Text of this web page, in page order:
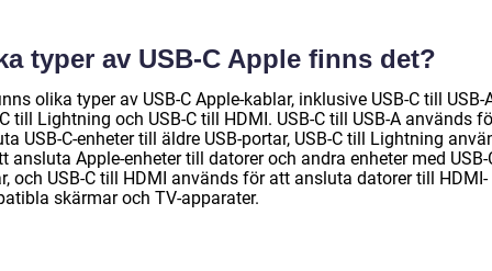
typer av USB-C Apple finns det?
olika typer av USB-C Apple-kablar, inklusive USB-C till USB-
till Lightning och USB-C till HDMI. USB-C till USB-A används
USB-C-enheter till äldre USB-portar, USB-C till Lightning
ansluta Apple-enheter till datorer och andra enheter med USB-
och USB-C till HDMI används för att ansluta datorer till HDMI-
skärmar och TV-apparater.